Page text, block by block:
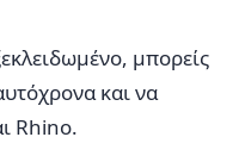
μπορείς
και να
Rhino.